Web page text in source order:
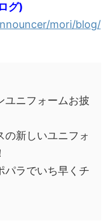
グ)
mori/blog/
ユニフォームお披
の新しいユニフォ
パラでいち早くチ